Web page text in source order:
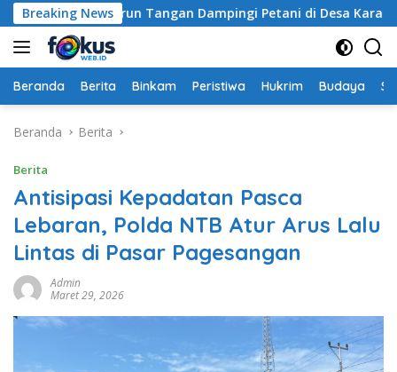
Langsung
ke
konten
Breaking News
Turun Tangan Dampingi Petani di Desa Karang
Beranda Berita Binkam Peristiwa Hukrim Budaya
Beranda Berita
Berita
Antisipasi Kepadatan Pasca
Lebaran, Polda NTB Atur Arus Lalu
Lintas di Pasar Pagesangan
Admin
Maret 29, 2026